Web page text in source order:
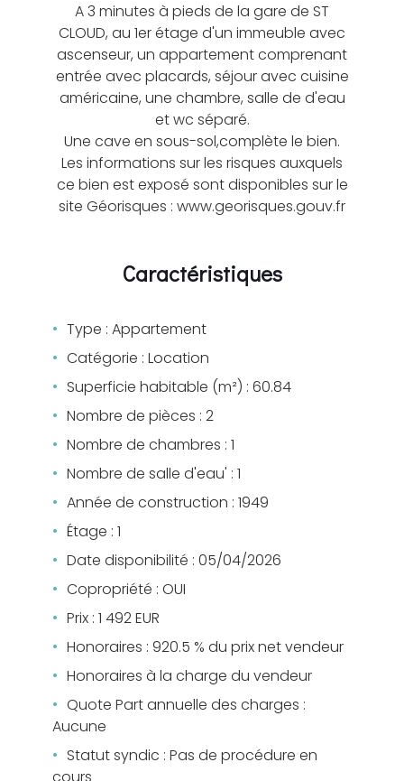
A 3 minutes à pieds de la gare de ST
CLOUD, au 1er étage d'un immeuble avec
ascenseur, un appartement comprenant
entrée avec placards, séjour avec cuisine
américaine, une chambre, salle de d'eau
et wc séparé.
Une cave en sous-sol,complète le bien.
Les informations sur les risques auxquels
ce bien est exposé sont disponibles sur le
site Géorisques : www.georisques.gouv.fr
Caractéristiques
Type : Appartement
Catégorie : Location
Superficie habitable (m²) : 60.84
Nombre de pièces : 2
Nombre de chambres : 1
Nombre de salle d'eau' : 1
Année de construction : 1949
Étage : 1
Date disponibilité : 05/04/2026
Copropriété : OUI
Prix : 1 492 EUR
Honoraires : 920.5 % du prix net vendeur
Honoraires à la charge du vendeur
Quote Part annuelle des charges :
Aucune
Statut syndic : Pas de procédure en